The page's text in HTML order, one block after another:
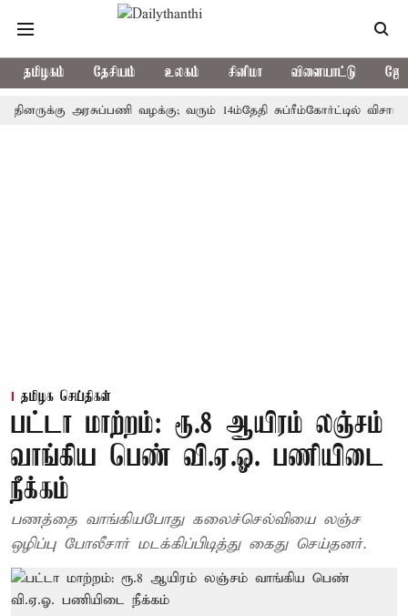
தமிழகம் தேசியம் உலகம் சினிமா விளையாட்டு
அரசுப்பணி வழக்கு; வரும் 14ம்தேதி சுப்ரீம்கோர்ட்டில் விசாரணை
தமிழக செய்திகள்
பட்டா மாற்றம்: ரூ.8 ஆயிரம் லஞ்சம்
வாங்கிய பெண் வி.ஏ.ஓ. பணியிடை
நீக்கம்
பணத்தை வாங்கியபோது கலைச்செல்வியை லஞ்ச
ஒழிப்பு போலீசார் மடக்கிப்பிடித்து கைது செய்தனர்.